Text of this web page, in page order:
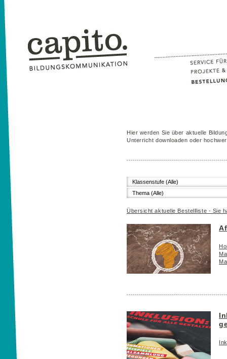
Hier werden Sie über aktuelle
Unterricht downloaden oder
Klassenstufe (Alle)
Thema (Alle)
Übersicht aktuelle Bestellliste - Sie